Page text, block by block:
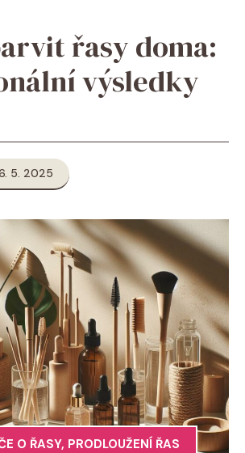
řasy doma:
výsledky
5. 2025
O ŘASY, PRODLOUŽENÍ ŘAS